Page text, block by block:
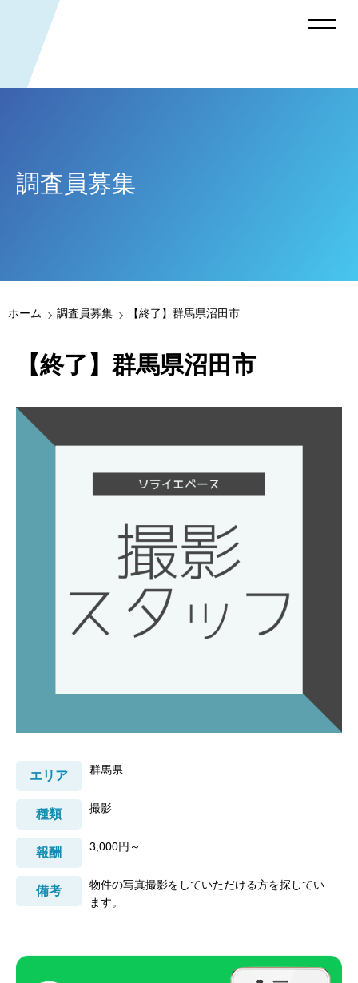
調査員募集
ホーム 調査員募集 【終了】群馬県沼田市
【終了】群馬県沼田市
エリア 群馬県
種類 撮影
報酬 3,000円～
備考
物件の写真撮影をしていただける方を探してい
ます。